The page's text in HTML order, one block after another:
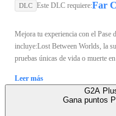
DLC Este DLC requiere:
Mejora tu experiencia con el Pase
incluye:Lost Between Worlds, la
pruebas únicas de vida o muerte
Leer más
G2A
Gana puntos